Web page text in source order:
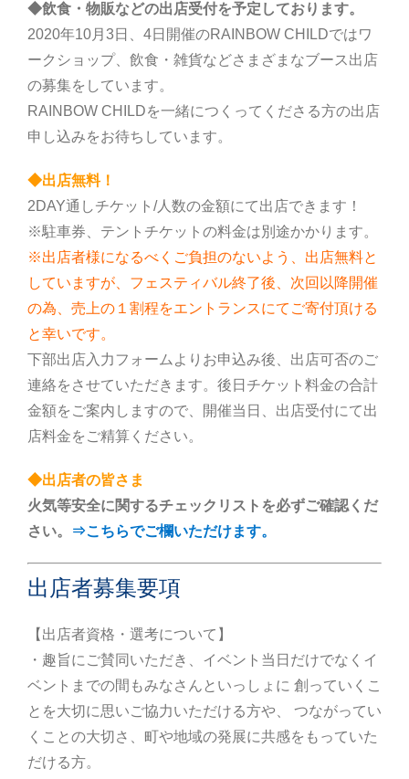
◆飲食・物販などの出店受付を予定しております。
2020年10月3日、4日開催のRAINBOW CHILDではワ
ークショップ、飲食・雑貨などさまざまなブース出店
の募集をしています。
RAINBOW CHILDを一緒につくってくださる方の出店
申し込みをお待ちしています。
◆出店無料！
2DAY通しチケット/人数の金額にて出店できます！
※駐車券、テントチケットの料金は別途かかります。
※出店者様になるべくご負担のないよう、出店無料と
していますが、フェスティバル終了後、次回以降開催
の為、売上の１割程をエントランスにてご寄付頂ける
と幸いです。
下部出店入力フォームよりお申込み後、出店可否のご
連絡をさせていただきます。後日チケット料金の合計
金額をご案内しますので、開催当日、出店受付にて出
店料金をご精算ください。
◆出店者の皆さま
火気等安全に関するチェックリストを必ずご確認くだ
さい。
⇒こちらでご欄いただけます。
出店者募集要項
【出店者資格・選考について】
・趣旨にご賛同いただき、イベント当日だけでなくイ
ベントまでの間もみなさんといっしょに 創っていくこ
とを大切に思いご協力いただける方や、 つながってい
くことの大切さ、町や地域の発展に共感をもっていた
だける方。